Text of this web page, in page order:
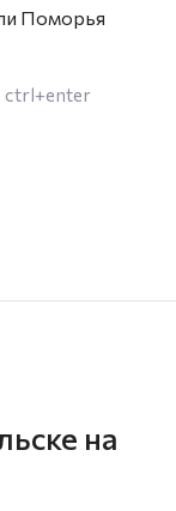
Поморья
ctrl+enter
на